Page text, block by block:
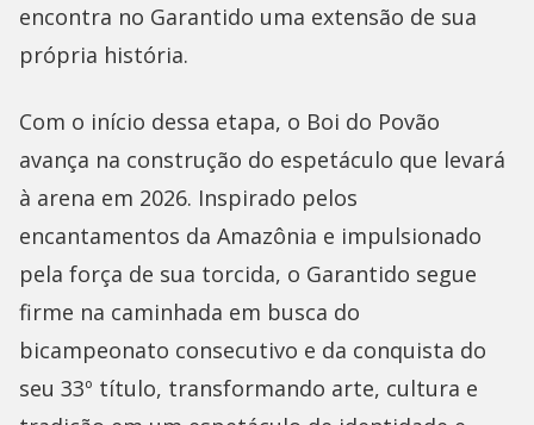
encontra no Garantido uma extensão de sua
própria história.
Com o início dessa etapa, o Boi do Povão
avança na construção do espetáculo que levará
à arena em 2026. Inspirado pelos
encantamentos da Amazônia e impulsionado
pela força de sua torcida, o Garantido segue
firme na caminhada em busca do
bicampeonato consecutivo e da conquista do
seu 33º título, transformando arte, cultura e